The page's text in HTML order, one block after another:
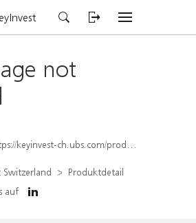
not
keyinvest-ch.ubs.com/produkt/detail/index/isin/CH1558308768
Switzerland
Produktdetail
auf